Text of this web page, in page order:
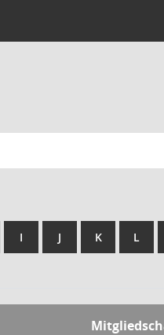
I J K L